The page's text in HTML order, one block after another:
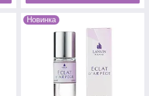
Новинка